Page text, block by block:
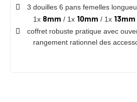
3 douilles 6 pans femelles
1x 8mm / 1x 10mm / 1x 13mm
coffret robuste pratique avec
rangement rationnel des